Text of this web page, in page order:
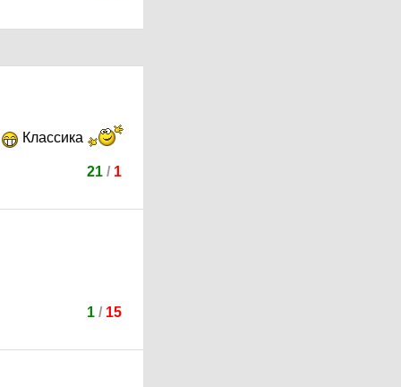
Классика
21 / 1
1 / 15